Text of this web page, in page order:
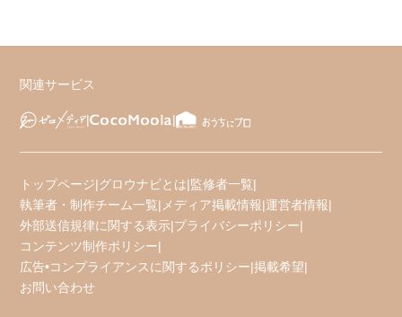
関連サービス
トップページ|グロウナビとは|監修者一覧|
執筆者・制作チーム一覧| メディア掲載情報|運営者情報|
外部送信規律に関する表示|プライバシーポリシー|
コンテンツ制作ポリシー|
広告•コンプライアンスに関するポリシー|掲載希望|
お問い合わせ